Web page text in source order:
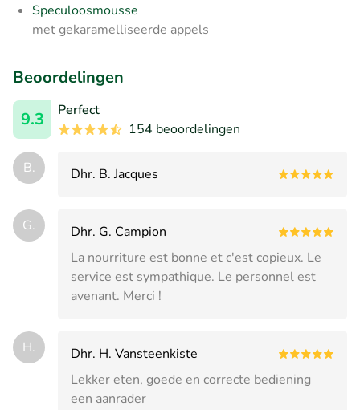
Speculoosmousse
met gekaramelliseerde appels
Beoordelingen
9.3
Perfect
154 beoordelingen
B. Dhr. B. Jacques
G.
Dhr. G. Campion
La nourriture est bonne et c'est copieux. Le
service est sympathique. Le personnel est
avenant. Merci !
H.
Dhr. H. Vansteenkiste
Lekker eten, goede en correcte bediening
een aanrader